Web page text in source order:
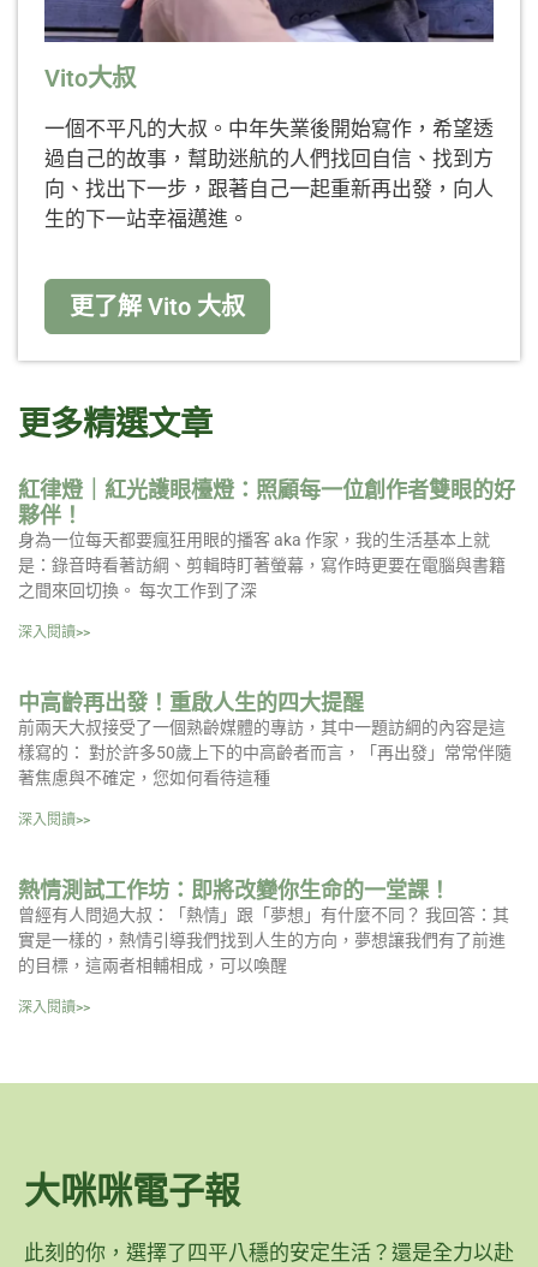
Vito大叔
一個不平凡的大叔。中年失業後開始寫作，希望透
過自己的故事，幫助迷航的人們找回自信、找到方
向、找出下一步，跟著自己一起重新再出發，向人
生的下一站幸福邁進。
更了解 Vito 大叔
更多精選文章
紅律燈｜紅光護眼檯燈：照顧每一位創作者雙眼的好
夥伴！
身為一位每天都要瘋狂用眼的播客 aka 作家，我的生活基本上就
是：錄音時看著訪綱、剪輯時盯著螢幕，寫作時更要在電腦與書籍
之間來回切換。 每次工作到了深
深入閱讀>>
中高齡再出發！重啟人生的四大提醒
前兩天大叔接受了一個熟齡媒體的專訪，其中一題訪綱的內容是這
樣寫的： 對於許多50歲上下的中高齡者而言，「再出發」常常伴隨
著焦慮與不確定，您如何看待這種
深入閱讀>>
熱情測試工作坊：即將改變你生命的一堂課！
曾經有人問過大叔：「熱情」跟「夢想」有什麼不同？ 我回答：其
實是一樣的，熱情引導我們找到人生的方向，夢想讓我們有了前進
的目標，這兩者相輔相成，可以喚醒
深入閱讀>>
大咪咪電子報
此刻的你，選擇了四平八穩的安定生活？還是全力以赴